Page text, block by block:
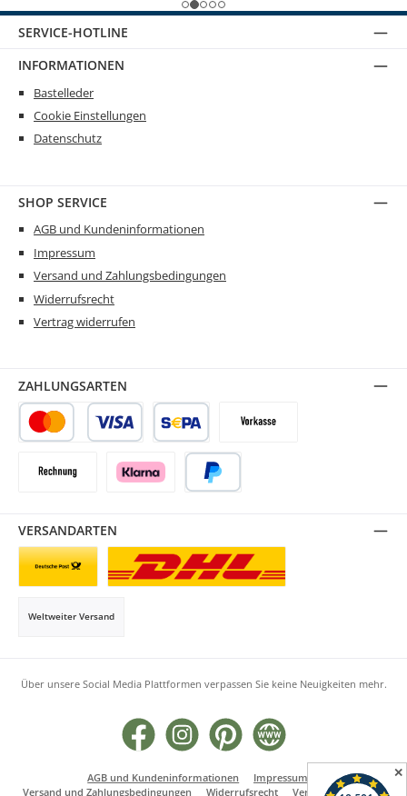
SERVICE-HOTLINE
INFORMATIONEN
Bastelleder
Cookie Einstellungen
Datenschutz
SHOP SERVICE
AGB und Kundeninformationen
Impressum
Versand und Zahlungsbedingungen
Widerrufsrecht
Vertrag widerrufen
VERSANDARTEN
Weltweiter Versand
ZAHLUNGSARTEN
SEPA LastschriftVorkasse
Über unsere Social Media Plattformen verpassen Sie keine Neuigkeiten mehr.
Facebook Instagram Pinterest Website
AGB und Kundeninformationen
Impressum
Versand und Zahlungsbedingungen
Widerrufsrecht Vertrag widerrufen
✕